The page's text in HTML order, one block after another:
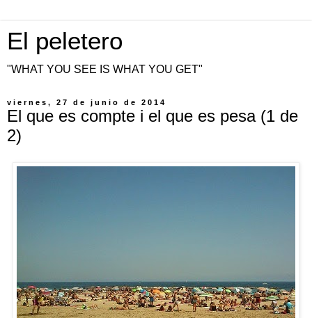
El peletero
"WHAT YOU SEE IS WHAT YOU GET"
viernes, 27 de junio de 2014
El que es compte i el que es pesa (1 de
2)